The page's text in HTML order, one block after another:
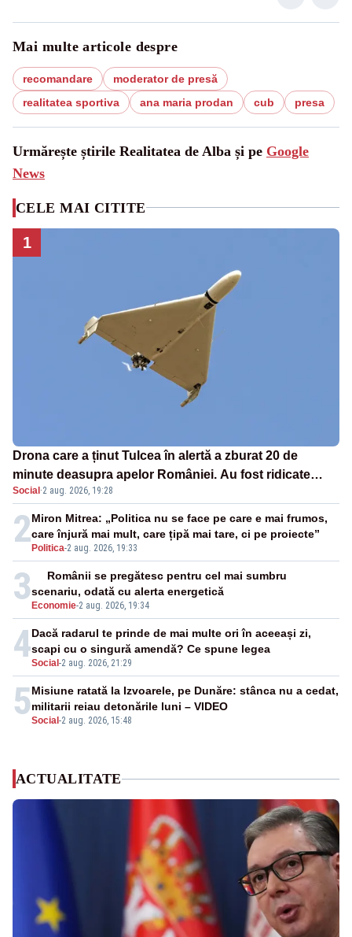
Mai multe articole despre
recomandare
moderator de presă
realitatea sportiva
ana maria prodan cub presa
Urmărește știrile Realitatea de Alba și pe Google
News
CELE MAI CITITE
1
Drona care a ținut Tulcea în alertă a zburat 20 de
minute deasupra apelor României. Au fost ridicate
două F-16
Social ·2 aug. 2026, 19:28
2 Politica-2 aug. 2026, 19:33
Miron Mitrea: „Politica nu se face pe care e mai frumos,
care înjură mai mult, care țipă mai tare, ci pe proiecte”
3 Economie-2 aug. 2026, 19:34
Românii se pregătesc pentru cel mai sumbru
scenariu, odată cu alerta energetică
4Social -2 aug. 2026, 21:29
Dacă radarul te prinde de mai multe ori în aceeași zi,
scapi cu o singură amendă? Ce spune legea
5Social -2 aug. 2026, 15:48
Misiune ratată la Izvoarele, pe Dunăre: stânca nu a cedat,
militarii reiau detonările luni – VIDEO
ACTUALITATE